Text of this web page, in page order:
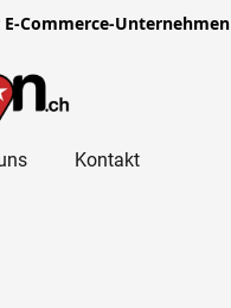
Commerce-Unternehmen
Kontakt